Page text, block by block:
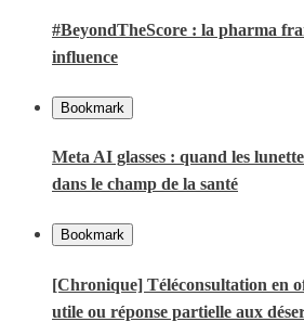
#BeyondTheScore : la pharma
influence
Bookmark
Meta AI glasses : quand les
dans le champ de la santé
Bookmark
[Chronique] Téléconsultation en
utile ou réponse partielle aux